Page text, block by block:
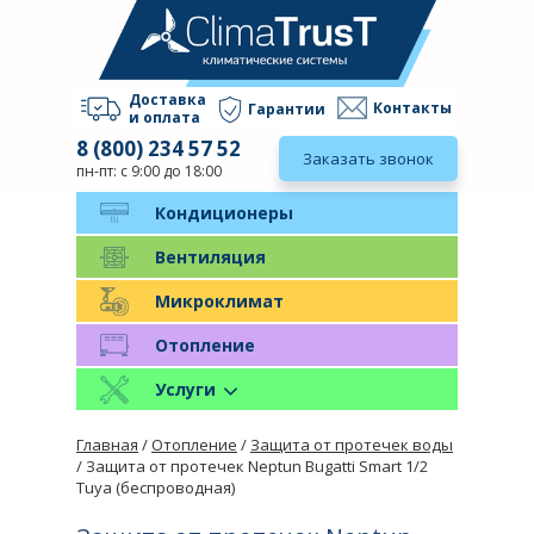
Доставка
и оплата
Гарантии Контакты
8 (800) 234 57 52
пн-пт: с 9:00 до 18:00
Заказать звонок
Кондиционеры
Вентиляция
Микроклимат
Отопление
Услуги
Главная /Отопление / Защита от протечек воды
/ Защита от протечек Neptun Bugatti Smart 1/2
Tuya (беспроводная)